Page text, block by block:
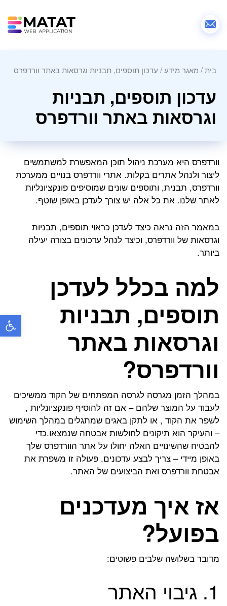
בית/ מאגר מידע/ עדכון תוספים, תבניות וגרסאות באתר וורדפרס
עדכון תוספים, תבניות
וגרסאות באתר וורדפרס
וורדפרס היא מערכת ניהול תוכן המאפשרת למשתמשים
ליצור ולנהל אתרים בקלות. אתרי וורדפרס בנויים ממערכת
וורדפרס, תבנית, ותוספים שונים שמוסיפים פונקציונליות
לאתר שלנו. את כל אלה יש צורך לעדכן באופן שוטף.
במאמר הזה נראה כיצד לעדכן כראוי תוספים, תבניות
וגרסאות של וורדפרס, וכיצד לנהל עדכונים בצורה יעילה
ביותר.
למה בכלל לעדכן
תוספים, תבניות
וגרסאות באתר
וורדפרס?
במהלך הזמן מגרסה לגרסה המפתחים של הקוד ממשיכים
לעבוד על המוצר שלהם – אם זה להוסיף פונקציונליות ,
לשפר את הקוד , או לתקן באגים שמתגלים במהלך השימוש
– והעיקר הוא תיקונים לחולשות אבטחה שנמצאו.כדי
להבטיח שהשינויים האלה יחולו על אתר הוורדפרס שלך
באופן מיידי – צריך לבצע עדכונים. פעולה זו משפרת את
אבטחת וורדפרס ואת הביצועים של האתר.
אז איך מעדכנים
בפועל?
מדובר בשלושה שלבים פשוטים:
1. גיבוי האתר